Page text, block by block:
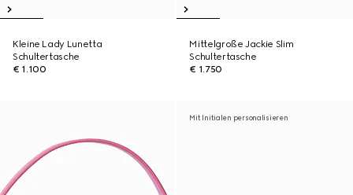
Kleine Lady Lunetta
Schultertasche
€ 1.100
Mittelgroße Jackie Slim
Schultertasche
€ 1.750
Mit Initialen personalisieren